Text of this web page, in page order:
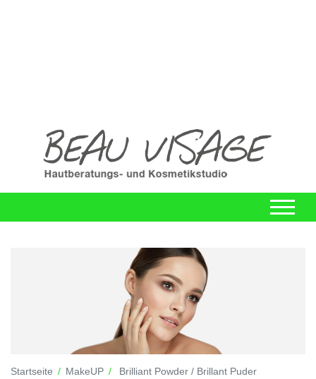
Startseite MakeUP
Brilliant Powder / Brillant Puder